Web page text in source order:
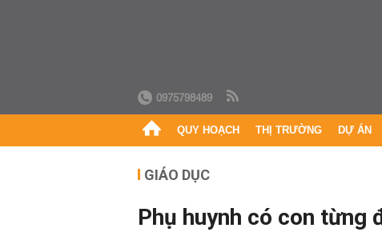
0975798489
QUY HOẠCH THỊ TRƯỜNG DỰ ÁN
GIÁO DỤC
Phụ huynh có con từng